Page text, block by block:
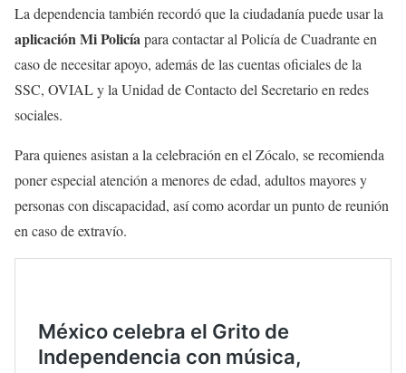
— SSC CDMX (@SSC_CDMX)September 12, 2025
La dependencia también recordó que la ciudadanía puede usar la
aplicación Mi Policía para contactar al Policía de Cuadrante en
caso de necesitar apoyo, además de las cuentas oficiales de la
SSC, OVIAL y la Unidad de Contacto del Secretario en redes
sociales.
Para quienes asistan a la celebración en el Zócalo, se recomienda
poner especial atención a menores de edad, adultos mayores y
personas con discapacidad, así como acordar un punto de reunión
en caso de extravío.